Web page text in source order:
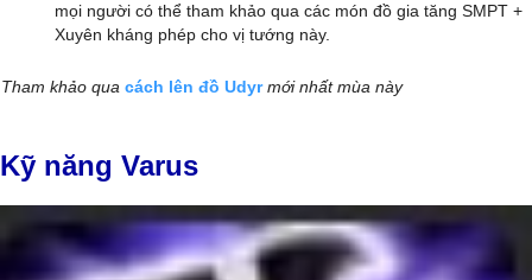
mọi người có thể tham khảo qua các món đồ gia tăng SMPT +
Xuyên kháng phép cho vị tướng này.
Tham khảo qua cách lên đồ Udyrmới nhất mùa này
Kỹ năng Varus